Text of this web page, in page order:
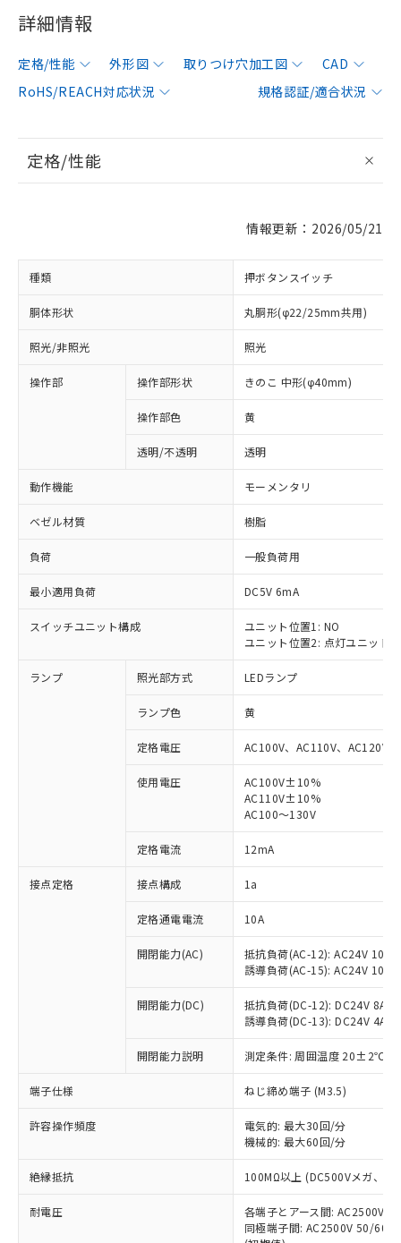
詳細情報
定格/性能 外形図 取りつけ穴加工図
CAD
RoHS/REACH対応状況
規格認証/適合状況
定格/性能
情報更新：2026/05/21
種類 押ボタンスイッチ
胴体形状 丸胴形(φ22/25mm共用)
照光/非照光 照光
操作部 操作部形状 きのこ 中形(φ40mm)
操作部色 黄
透明/不透明 透明
動作機能 モーメンタリ
ベゼル材質 樹脂
負荷 一般負荷用
最小適用負荷 DC5V 6mA
スイッチユニット構成
ユニット位置1: NO
ユニット位置2: 点灯ユニット
ランプ 照光部方式 LEDランプ
ランプ色 黄
定格電圧 AC100V、AC110V、AC120V
使用電圧
AC100V±10%
AC110V±10%
AC100～130V
定格電流 12mA
接点定格 接点構成 1a
定格通電電流 10A
開閉能力(AC)
抵抗負荷(AC-12): AC24V 10A/
誘導負荷(AC-15): AC24V
開閉能力(DC)
抵抗負荷(DC-12): DC24V 8A/
誘導負荷(DC-13): DC24V 4A/
開閉能力説明 測定条件: 周囲温度 20±2℃、
端子仕様 ねじ締め端子 (M3.5)
許容操作頻度
電気的: 最大30回/分
機械的: 最大60回/分
絶縁抵抗 100MΩ以上 (DC500Vメガ、点
耐電圧
各端子とアース間: AC2500V
同極端子間: AC2500V 50/
ご利用条件
以下の条件をお読みいただき、同意のうえ
本サービスは、当社制御機器事業取扱
商品の当社在庫状況および標準価格
(税抜)を提供させていただくもので
当社制御機器事業取扱商品の中には、
ことをご了承ください。
在庫状況および標準価格照会結果は、
記載している更新日時点での社内デー
タに基づき作成されるものであり、閲
覧された時点での実際の在庫および標
準価格とは異なる場合があることをご
対応済み：EU RoHS指令（10物質）の
非含有に対応した製品が提供可能な商品で
す。
対応予定：EU RoHS指令（10物質）の非含
有に対応した製品に切り替える予定のある
対応予定なし：EU RoHS指令（10物質）の
非含有に非対応の商品で、対応品を出す予
調査・確認中：EU RoHS指令（10物質）の
非含有の対応状況を調査中または確認中の
非該当品：ライセンス料など無形物で、有
害物質有無と関係のない商品です。
仕入先様の事情により、非含有部品として
いたものが、含有品と判明した場合などや
むを得ず変更することがあります。
*EU RoHS指令（10物質）：
鉛(Pb) 1000ppm以下、 水銀(Hg) 1000ppm以下、 カド
六価クロム(Cr(Ⅵ)) 1000ppm以下、ポリ臭化ビフェニル
類(PBB) 1000ppm以下、ポリ臭化ジフェニルエーテル類
「○」：最大均質材料含有率が中国RoHSの
基準値以下であることを示します。
「×」：最大均質材料含有率が中国RoHSの
基準値を超えていることを示します。
「－」：未確認です。当社販売部門へお問
*中国RoHS10物質の基準値 (GB/T26572)：
Pb(鉛) :1000ppm、 Hg(水銀) : 1000ppm、 Cd(カドミウ
Cr(Ⅵ)(六価クロム) : 1000ppm、 PBBs(ポリ臭化ビフェ
当社は、これら貴社製品のうち、外国
為替および外国貿易法に定める商品
または国外への提供する場合は、日本
国政府の輸出許可(または役務取引許
可)を取得するなどの必要な手続きを